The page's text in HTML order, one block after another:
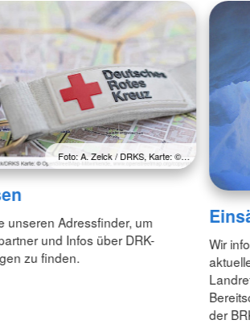
Foto: A. Zelck / DRKS, Karte: ©…
unseren Adressfinder, um
und Infos über DRK-
zu finden.
Wir
der